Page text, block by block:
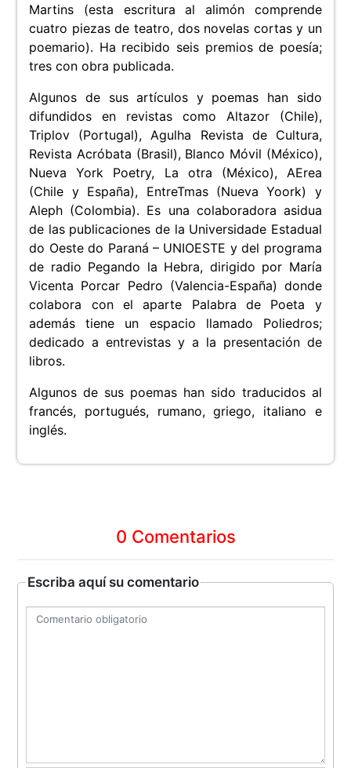
Martins (esta escritura al alimón comprende
cuatro piezas de teatro, dos novelas cortas y un
poemario). Ha recibido seis premios de poesía;
tres con obra publicada.
Algunos de sus artículos y poemas han sido
difundidos en revistas como Altazor (Chile),
Triplov (Portugal), Agulha Revista de Cultura,
Revista Acróbata (Brasil), Blanco Móvil (México),
Nueva York Poetry, La otra (México), AErea
(Chile y España), EntreTmas (Nueva Yoork) y
Aleph (Colombia). Es una colaboradora asidua
de las publicaciones de la Universidade Estadual
do Oeste do Paraná – UNIOESTE y del programa
de radio Pegando la Hebra, dirigido por María
Vicenta Porcar Pedro (Valencia-España) donde
colabora con el aparte Palabra de Poeta y
además tiene un espacio llamado Poliedros;
dedicado a entrevistas y a la presentación de
libros.
Algunos de sus poemas han sido traducidos al
francés, portugués, rumano, griego, italiano e
inglés.
0 Comentarios
Escriba aquí su comentario